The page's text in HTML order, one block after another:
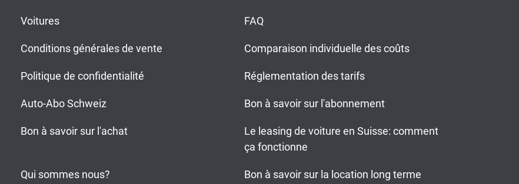
Voitures FAQ
Conditions générales de vente Comparaison individuelle des coûts
Politique de confidentialité Réglementation des tarifs
Auto-Abo Schweiz Bon à savoir sur l'abonnement
Bon à savoir sur l'achat
Le leasing de voiture en Suisse: comment
ça fonctionne
Qui sommes nous? Bon à savoir sur la location long terme